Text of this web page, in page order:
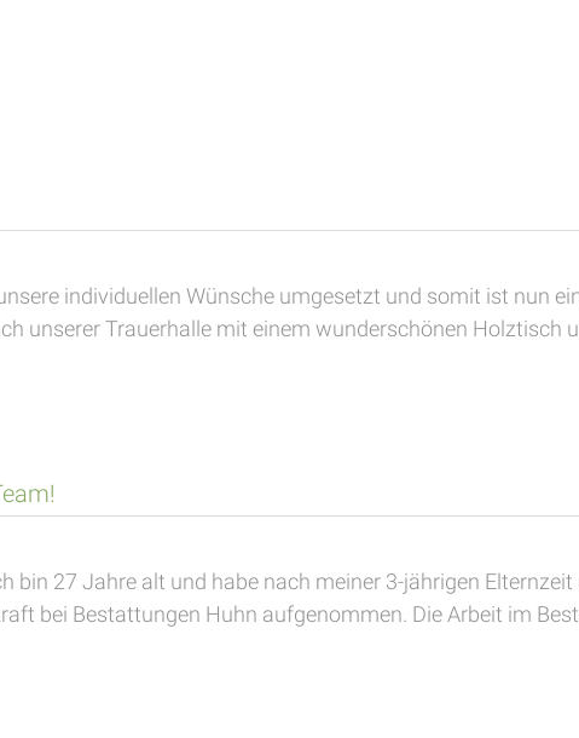
individuellen Wünsche umgesetzt und somit ist nun
unserer Trauerhalle mit einem wunderschönen Holztisch
bin 27 Jahre alt und habe nach meiner 3-jährigen
bei Bestattungen Huhn aufgenommen. Die Arbeit im